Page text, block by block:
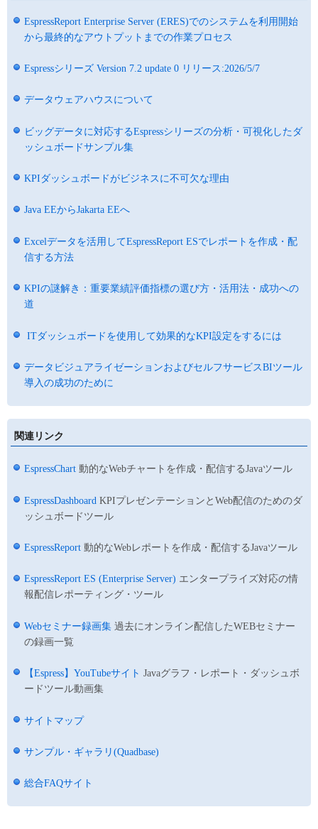
EspressReport Enterprise Server (ERES)でのシステムを利用開始
から最終的なアウトプットまでの作業プロセス
Espressシリーズ Version 7.2 update 0 リリース:2026/5/7
データウェアハウスについて
ビッグデータに対応するEspressシリーズの分析・可視化したダ
ッシュボードサンプル集
KPIダッシュボードがビジネスに不可欠な理由
Java EEからJakarta EEへ
Excelデータを活用してEspressReport ESでレポートを作成・配
信する方法
KPIの謎解き：重要業績評価指標の選び方・活用法・成功への
道
ITダッシュボードを使用して効果的なKPI設定をするには
データビジュアライゼーションおよびセルフサービスBIツール
導入の成功のために
関連リンク
EspressChart 動的なWebチャートを作成・配信するJavaツール
EspressDashboard KPIプレゼンテーションとWeb配信のためのダ
ッシュボードツール
EspressReport 動的なWebレポートを作成・配信するJavaツール
EspressReport ES (Enterprise Server) エンタープライズ対応の情
報配信レポーティング・ツール
Webセミナー録画集 過去にオンライン配信したWEBセミナー
の録画一覧
【Espress】YouTubeサイト Javaグラフ・レポート・ダッシュボ
ードツール動画集
サイトマップ
サンプル・ギャラリ(Quadbase)
総合FAQサイト